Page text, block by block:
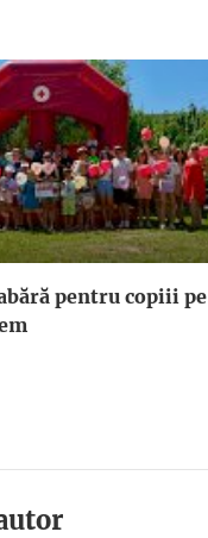
pentru copiii pe